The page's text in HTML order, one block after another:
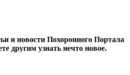
и новости Похоронного Портала
другим узнать нечто новое.